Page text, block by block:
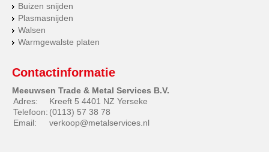
Buizen snijden
Plasmasnijden
Walsen
Warmgewalste platen
Contactinformatie
Meeuwsen Trade & Metal Services B.V.
Adres:
Kreeft 5 4401 NZ Yerseke
Telefoon: (0113) 57 38 78
Email:
verkoop@metalservices.nl